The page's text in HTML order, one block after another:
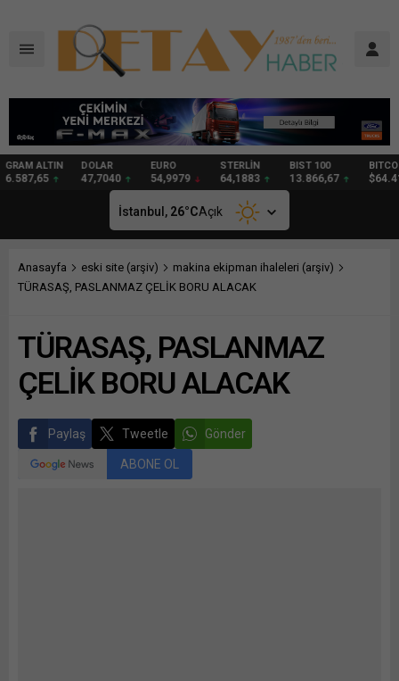
DOLAR
47,7040
EURO
54,9979
STERLİN
64,1883
BIST 100
13.866,67
BITCOIN
$64.413 98,34
İstanbul, 26°CAçık
Anasayfa eski site (arşiv)
makina ekipman ihaleleri (arşiv)
TÜRASAŞ, PASLANMAZ ÇELİK BORU ALACAK
TÜRASAŞ, PASLANMAZ
ÇELİK BORU ALACAK
Paylaş Tweetle Gönder
ABONE OL